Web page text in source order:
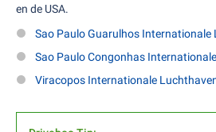
en de USA.
Sao Paulo Guarulhos Internationale
Sao Paulo Congonhas
Viracopos Internationale